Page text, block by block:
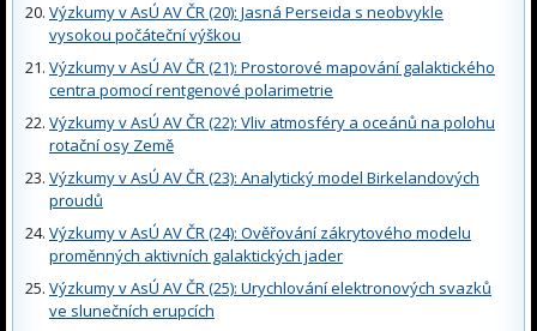
Výzkumy v AsÚ AV ČR (20): Jasná Perseida s neobvykle
vysokou počáteční výškou
Výzkumy v AsÚ AV ČR (21): Prostorové mapování galaktického
centra pomocí rentgenové polarimetrie
Výzkumy v AsÚ AV ČR (22): Vliv atmosféry a oceánů na polohu
rotační osy Země
Výzkumy v AsÚ AV ČR (23): Analytický model Birkelandových
proudů
Výzkumy v AsÚ AV ČR (24): Ověřování zákrytového modelu
proměnných aktivních galaktických jader
Výzkumy v AsÚ AV ČR (25): Urychlování elektronových svazků
ve slunečních erupcích